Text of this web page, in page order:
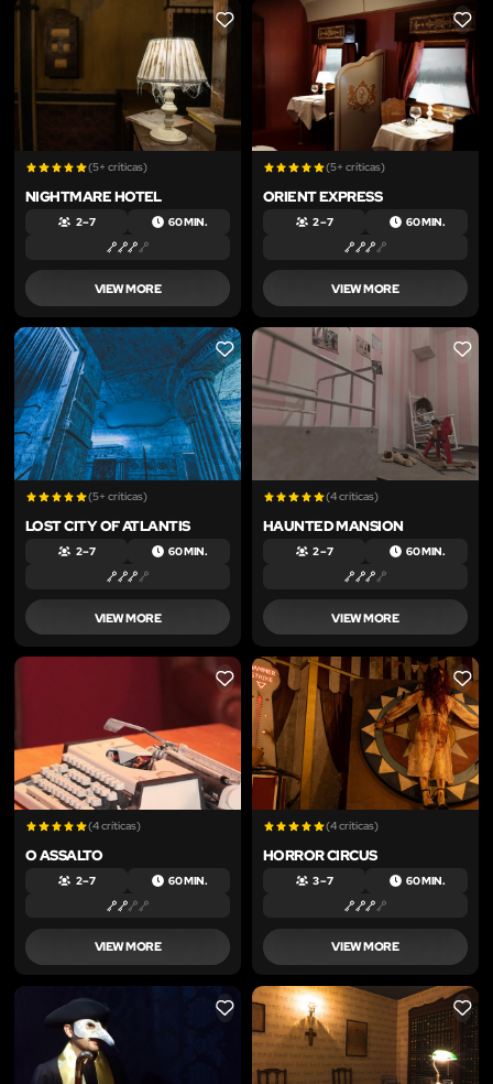
LIKE
(5+ críticas)
NIGHTMARE HOTEL
2 – 7 60 MIN.
VIEW MORE
LIKE
(5+ críticas)
ORIENT EXPRESS
2 – 7 60 MIN.
VIEW MORE
LIKE
(5+ críticas)
LOST CITY OF ATLANTIS
2 – 7 60 MIN.
VIEW MORE
LIKE
(4 críticas)
HAUNTED MANSION
2 – 7 60 MIN.
VIEW MORE
LIKE
(4 críticas)
O ASSALTO
2 – 7 60 MIN.
VIEW MORE
LIKE
(4 críticas)
HORROR CIRCUS
3 – 7 60 MIN.
VIEW MORE
LIKE LIKE